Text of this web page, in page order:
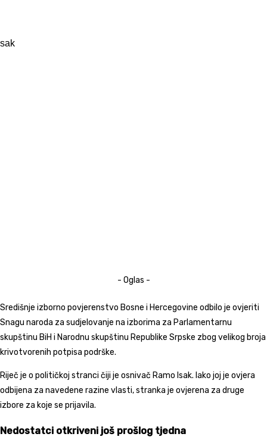
- Oglas -
Središnje izborno povjerenstvo Bosne i Hercegovine odbilo je ovjeriti
Snagu naroda za sudjelovanje na izborima za Parlamentarnu
skupštinu BiH i Narodnu skupštinu Republike Srpske zbog velikog broja
krivotvorenih potpisa podrške.
Riječ je o političkoj stranci čiji je osnivač Ramo Isak. Iako joj je ovjera
odbijena za navedene razine vlasti, stranka je ovjerena za druge
izbore za koje se prijavila.
Nedostatci otkriveni još prošlog tjedna